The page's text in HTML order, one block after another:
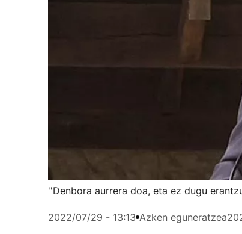
''Denbora aurrera doa, eta ez dugu
2022/07/29 - 13:13 Azken eguneratzea